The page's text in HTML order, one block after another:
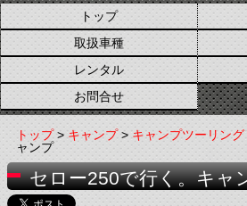
トップ
取扱車種
レンタル
お問合せ
トップ>キャンプ>キャンプツーリング
ャンプ
セロー250で行く。キャ